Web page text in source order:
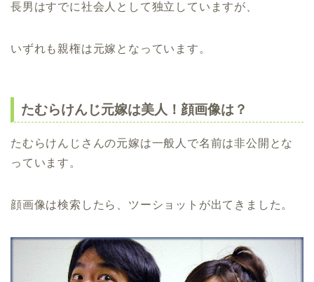
長男はすでに社会人として独立していますが、
いずれも親権は元嫁となっています。
たむらけんじ元嫁は美人！顔画像は？
たむらけんじさんの元嫁は一般人で名前は非公開とな
っています。
顔画像は検索したら、ツーショットが出てきました。